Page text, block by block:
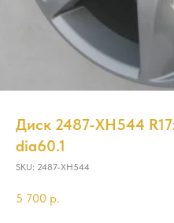
Диск 2487-XH544
dia60.1
SKU: 2487-XH544
5 700 р.